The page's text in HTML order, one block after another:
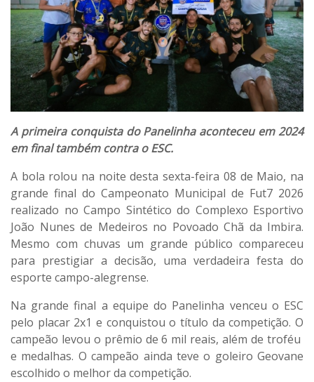
A primeira conquista do Panelinha aconteceu em 2024
em final também contra o ESC.
A bola rolou na noite desta sexta-feira 08 de Maio, na
grande final do Campeonato Municipal de Fut7 2026
realizado no Campo Sintético do Complexo Esportivo
João Nunes de Medeiros no Povoado Chã da Imbira.
Mesmo com chuvas um grande público compareceu
para prestigiar a decisão, uma verdadeira festa do
esporte campo-alegrense.
Na grande final a equipe do Panelinha venceu o ESC
pelo placar 2x1 e conquistou o título da competição. O
campeão levou o prêmio de 6 mil reais, além de troféu
e medalhas. O campeão ainda teve o goleiro Geovane
escolhido o melhor da competição.